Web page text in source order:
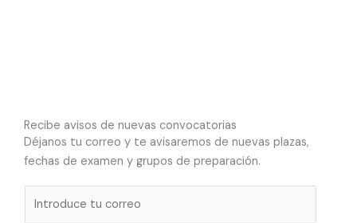
Recibe avisos de nuevas convocatorias
Déjanos tu correo y te avisaremos de nuevas plazas,
fechas de examen y grupos de preparación.